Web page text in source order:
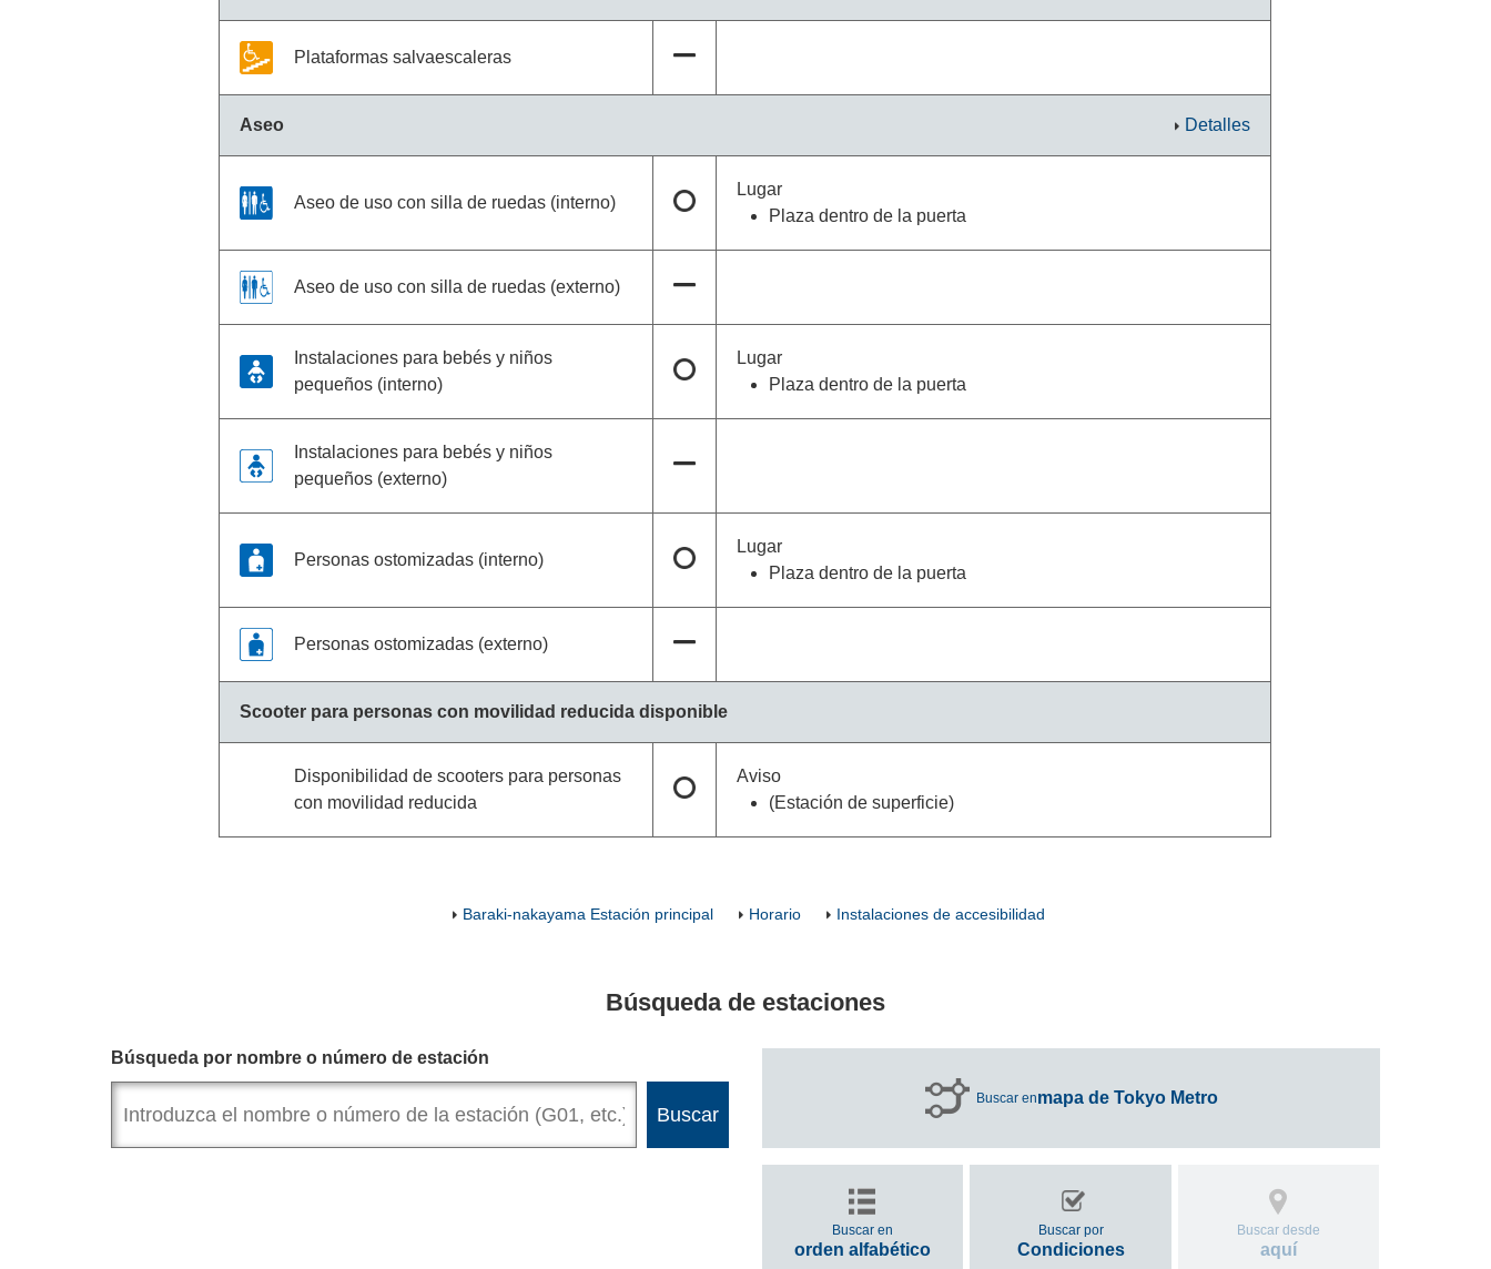
Plataformas salvaescaleras
Aseo Detalles
Aseo de uso con silla de ruedas (interno)
Lugar
Plaza dentro de la puerta
Aseo de uso con silla de ruedas (externo)
Instalaciones para bebés y niños
pequeños (interno)
Lugar
Plaza dentro de la puerta
Instalaciones para bebés y niños
pequeños (externo)
Personas ostomizadas (interno)
Lugar
Plaza dentro de la puerta
Personas ostomizadas (externo)
Scooter para personas con movilidad reducida disponible
Disponibilidad de scooters para personas
con movilidad reducida
Aviso
(Estación de superficie)
Baraki-nakayama Estación principal Horario Instalaciones de accesibilidad
Búsqueda de estaciones
Búsqueda por nombre o número de estación
Buscar enmapa de Tokyo Metro
Buscar en
orden alfabético
Buscar por
Condiciones
Buscar desde
aquí